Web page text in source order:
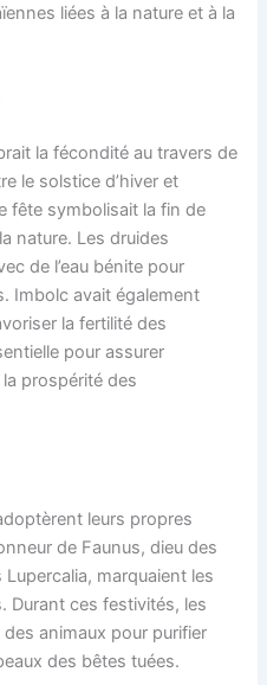
liées à la nature et à la
la fécondité au travers de
le solstice d’hiver et
fête symbolisait la fin de
nature. Les druides
de l’eau bénite pour
Imbolc avait également
la fertilité des
pour assurer
prospérité des
leurs propres
de Faunus, dieu des
marquaient les
Durant ces festivités, les
animaux pour purifier
des bêtes tuées.